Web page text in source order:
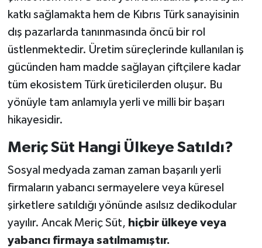
katkı sağlamakta hem de Kıbrıs Türk sanayisinin
dış pazarlarda tanınmasında öncü bir rol
üstlenmektedir. Üretim süreçlerinde kullanılan iş
gücünden ham madde sağlayan çiftçilere kadar
tüm ekosistem Türk üreticilerden oluşur. Bu
yönüyle tam anlamıyla yerli ve milli bir başarı
hikayesidir.
Meriç Süt Hangi Ülkeye Satıldı?
Sosyal medyada zaman zaman başarılı yerli
firmaların yabancı sermayelere veya küresel
şirketlere satıldığı yönünde asılsız dedikodular
yayılır. Ancak Meriç Süt, hiçbir ülkeye veya
yabancı firmaya satılmamıştır.